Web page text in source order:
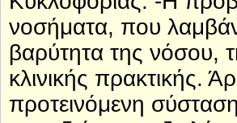
νοσήματα, που
βαρύτητα της νόσου,
κλινικής πρακτικής.
προτεινόμενη